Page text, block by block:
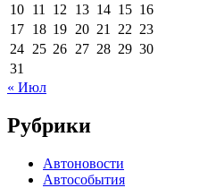
10 11 12 13 14 15 16
17 18 19 20 21 22 23
24 25 26 27 28 29 30
31
« Июл
Рубрики
Автоновости
Автособытия